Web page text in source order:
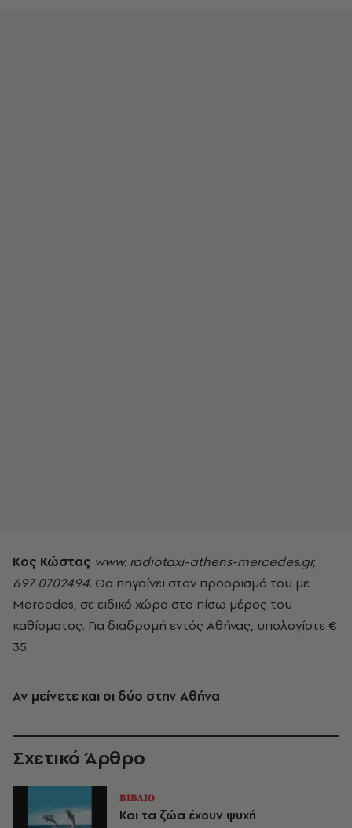
Κος Κώστας www. radiotaxi-athens-mercedes.gr,
697 0702494. Θα πηγαίνει στον προορισμό του με
Mercedes, σε ειδικό χώρο στο πίσω μέρος του
καθίσματος. Για διαδρομή εντός Αθήνας, υπολογίστε €
35.
Αν μείνετε και οι δύο στην Αθήνα
Σχετικό Άρθρο
ΒΙΒΛΙΟ
Και τα ζώα έχουν ψυχή